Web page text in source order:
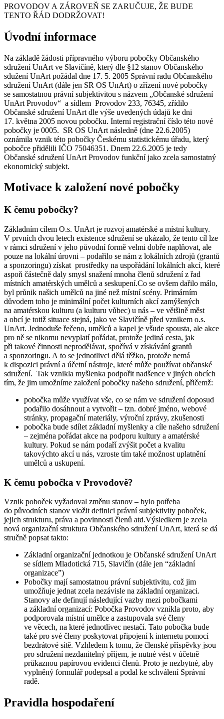
PROVODOV A ZÁROVEŇ SE ZARUČUJE, ŽE BUDE
TENTO ŘÁD DODRŽOVAT!
Úvodní informace
Na základě žádosti přípravného výboru pobočky Občanského
sdružení UnArt ve Slavičíně, který dle §12 stanov Občanského
sdužení UnArt požádal dne 17. 5. 2005 Správní radu Občanského
sdružení UnArt (dále jen SR OS UnArt) o zřízení nové pobočky
se samostatnou právní subjektivitou s názvem „Občanské sdružení
UnArt Provodov“ a sídlem Provodov 233, 76345, zřídilo
Občanské sdružení UnArt dle výše uvedených údajů ke dni
17. května 2005 novou pobočku. Interní registrační číslo této nové
pobočky je 0005. SR OS UnArt následně (dne 22.6.2005)
oznámila vznik této pobočky Českému statistickému úřadu, který
pobočce přidělili IČO 75046351. Dnem 22.6.2005 je tedy
Občanské sdružení UnArt Provodov funkční jako zcela samostatný
ekonomický subjekt.
Motivace k založení nové pobočky
K čemu pobočky?
Základním cílem O.s. UnArt je rozvoj amatérské a místní kultury.
V prvních dvou letech existence sdružení se ukázalo, že tento cíl lze
v rámci sdružení v jeho původní formě velmi dobře naplňovat, ale
pouze na lokální úrovni – podařilo se nám z lokálních zdrojů (grantů
a sponzoringu) získat prostředky na uspořádání lokálních akcí, které
aspoň částečně daly smysl snažení mnoha členů sdružení z řad
místních amatérských umělců a seskupení.Co se ovšem dařilo málo,
byl průnik našich umělců na jiné než místní scény. Primárním
důvodem toho je minimální počet kulturních akcí zamýšených
na amatérskou kulturu (a kulturu vůbec) u nás – ve většině měst
a obcí je totiž situace stejná, jako ve Slavičíně před vznikem o.s.
UnArt. Jednoduše řečeno, umělců a kapel je všude spousta, ale akce
pro ně se nikomu nevyplatí pořádat, protože jediná cesta, jak
při takové činnosti neprodělávat, spočívá v získávání grantů
a sponzoringu. A to se jednotlivci dělá těžko, protože nemá
k dispozici právní a účetní nástroje, které může používat občanské
sdružení. Tak vznikla myšlenka podpořit nadšence v jiných obcích
tím, že jim umožníme založení pobočky našeho sdružení, přičemž:
pobočka může využívat vše, co se nám ve sdružení doposud
podařilo dosáhnout a vytvořit – tzn. dobré jméno, webové
stránky, propagační materiály, výroční zprávy, zkušenosti
pobočka bude sdílet základní myšlenky a cíle našeho sdružení
– zejména pořádat akce na podporu kultury a amatérské
kultury. Pokud se nám podaří zvýšit počet a kvalitu
takovýchto akcí u nás, vzroste tím také možnost uplatnění
umělců a uskupení.
K čemu pobočka v Provodově?
Vznik poboček vyžadoval změnu stanov – bylo potřeba
do původních stanov vložit definici právní subjektivity poboček,
jejich strukturu, práva a povinnosti členů atd.Výsledkem je zcela
nová organizační struktura Občanského sdružení UnArt, která se dá
stručně popsat takto:
Základní organizační jednotkou je Občanské sdružení UnArt
se sídlem Mladotická 715, Slavičín (dále jen “základní
organizace”)
Pobočky mají samostatnou právní subjektivitu, což jim
umožňuje jednat zcela nezávisle na základní organizaci.
Stanovy ale definují následující vazby mezi pobočkami
a základní organizací: Pobočka Provodov vznikla proto, aby
podporovala místní umělce a zastupovala své členy
ve věcech, na které jednotlivec nestačí. Tato pobočka bude
také pro své členy poskytovat připojení k internetu pomocí
bezdrátové sítě. Vzhledem k tomu, že členské příspěvky jsou
pro sdružení nezdanitelný příjem, je nutné vést v účetně
průkaznou papírovou evidenci členů. Proto je nezbytné, aby
vyplněný formulář podepsal a podal ke schválení Správní
radě.
Pravidla hospodaření